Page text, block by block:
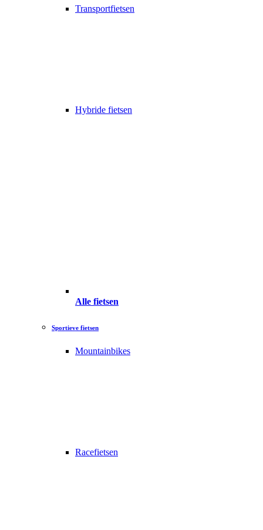
Transportfietsen
Hybride fietsen
Alle fietsen
Sportieve fietsen
Mountainbikes
Racefietsen